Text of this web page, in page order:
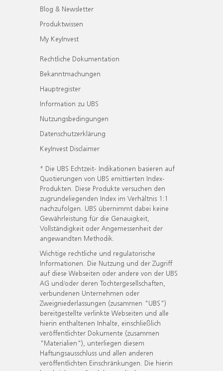
Blog & Newsletter
Produktwissen
My KeyInvest
Rechtliche Dokumentation
Bekanntmachungen
Hauptregister
Information zu UBS
Nutzungsbedingungen
Datenschutzerklärung
KeyInvest Disclaimer
* Die UBS Echtzeit- Indikationen basieren auf
Quotierungen von UBS emittierten Index-
Produkten. Diese Produkte versuchen den
zugrundeliegenden Index im Verhältnis 1:1
nachzufolgen. UBS übernimmt dabei keine
Gewährleistung für die Genauigkeit,
Vollständigkeit oder Angemessenheit der
angewandten Methodik.
Wichtige rechtliche und regulatorische
Informationen. Die Nutzung und der Zugriff
auf diese Webseiten oder andere von der UBS
AG und/oder deren Tochtergesellschaften,
verbundenen Unternehmen oder
Zweigniederlassungen (zusammen "UBS")
bereitgestellte verlinkte Webseiten und alle
hierin enthaltenen Inhalte, einschließlich
veröffentlichter Dokumente (zusammen
"Materialien"), unterliegen diesem
Haftungsausschluss und allen anderen
veröffentlichten Einschränkungen. Die hierin